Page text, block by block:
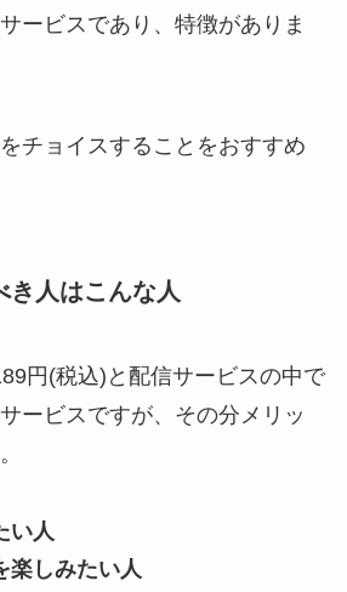
ービスであり、特徴がありま
チョイスすることをおすすめ
き人はこんな人
円(税込)と配信サービスの中で
ービスですが、その分メリッ
い人
楽しみたい人